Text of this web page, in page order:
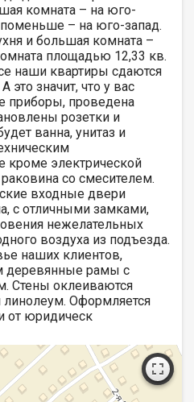
комната – на юго-
– на юго-запад.
и большая комната –
площадью 12,33 кв.
наши квартиры сдаются
это значит, что у вас
приборы, проведена
розетки и
ванна, унитаз и
кроме электрической
со смесителем.
входные двери
с отличными замками,
нежелательных
воздуха из подъезда.
наших клиентов,
деревянные рамы с
Стены оклеиваются
линолеум. Оформляется
от юридическ